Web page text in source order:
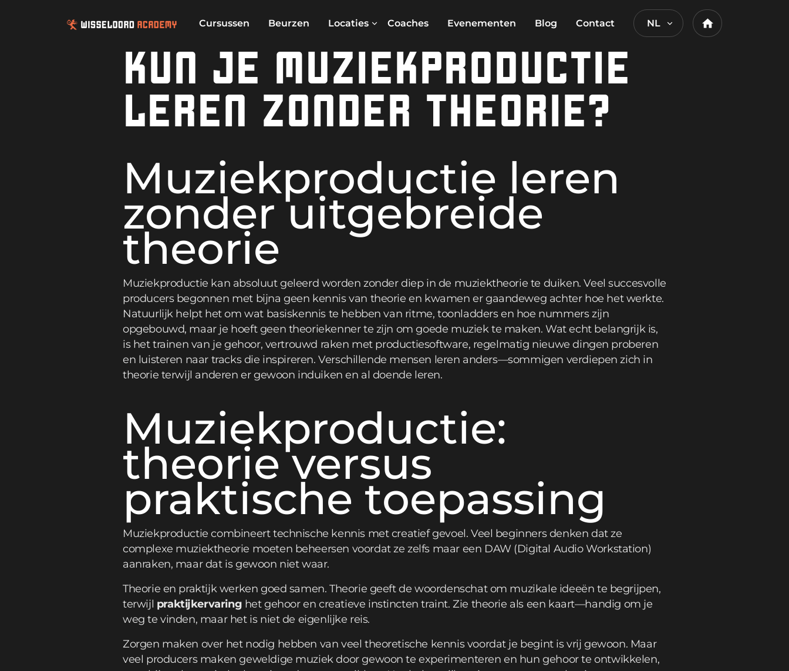
Cursussen Beurzen Locaties Coaches Evenementen Blog Contact NL Home
KUN JE MUZIEKPRODUCTIE
LEREN ZONDER THEORIE?
Muziekproductie leren
zonder uitgebreide
theorie
Muziekproductie kan absoluut geleerd worden zonder diep in de muziektheorie te duiken. Veel succesvolle
producers begonnen met bijna geen kennis van theorie en kwamen er gaandeweg achter hoe het werkte.
Natuurlijk helpt het om wat basiskennis te hebben van ritme, toonladders en hoe nummers zijn
opgebouwd, maar je hoeft geen theoriekenner te zijn om goede muziek te maken. Wat echt belangrijk is,
is het trainen van je gehoor, vertrouwd raken met productiesoftware, regelmatig nieuwe dingen proberen
en luisteren naar tracks die inspireren. Verschillende mensen leren anders—sommigen verdiepen zich in
theorie terwijl anderen er gewoon induiken en al doende leren.
Muziekproductie:
theorie versus
praktische toepassing
Muziekproductie combineert technische kennis met creatief gevoel. Veel beginners denken dat ze
complexe muziektheorie moeten beheersen voordat ze zelfs maar een DAW (Digital Audio Workstation)
aanraken, maar dat is gewoon niet waar.
Theorie en praktijk werken goed samen. Theorie geeft de woordenschat om muzikale ideeën te begrijpen,
terwijl praktijkervaring het gehoor en creatieve instincten traint. Zie theorie als een kaart—handig om je
weg te vinden, maar het is niet de eigenlijke reis.
Zorgen maken over het nodig hebben van veel theoretische kennis voordat je begint is vrij gewoon. Maar
veel producers maken geweldige muziek door gewoon te experimenteren en hun gehoor te ontwikkelen,